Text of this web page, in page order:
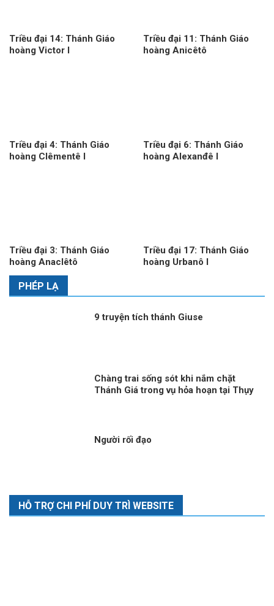
Triều đại 14: Thánh Giáo
hoàng Victor I
Triều đại 11: Thánh Giáo
hoàng Anicêtô
Triều đại 4: Thánh Giáo
hoàng Clêmentê I
Triều đại 6: Thánh Giáo
hoàng Alexanđê I
Triều đại 3: Thánh Giáo
hoàng Anaclêtô
Triều đại 17: Thánh Giáo
hoàng Urbanô I
PHÉP LẠ
9 truyện tích thánh Giuse
Chàng trai sống sót khi nắm chặt
Thánh Giá trong vụ hỏa hoạn tại Thụy
Người rối đạo
HỖ TRỢ CHI PHÍ DUY TRÌ WEBSITE